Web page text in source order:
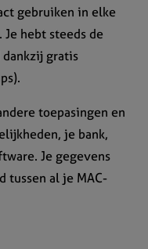
gebruiken in elke
hebt steeds de
gratis
toepasingen en
je bank,
Je gegevens
tussen al je MAC-